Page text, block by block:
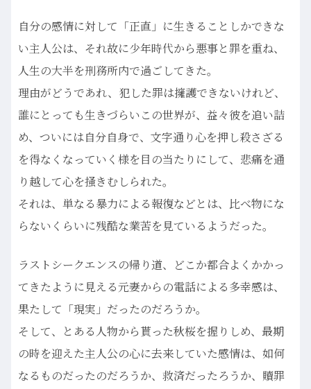
自分の感情に対して「正直」に生きることしかできな
い主人公は、それ故に少年時代から悪事と罪を重ね、
人生の大半を刑務所内で過ごしてきた。
理由がどうであれ、犯した罪は擁護できないけれど、
誰にとっても生きづらいこの世界が、益々彼を追い詰
め、ついには自分自身で、文字通り心を押し殺さざる
を得なくなっていく様を目の当たりにして、悲痛を通
り越して心を掻きむしられた。
それは、単なる暴力による報復などとは、比べ物にな
らないくらいに残酷な業苦を見ているようだった。
ラストシークエンスの帰り道、どこか都合よくかかっ
てきたように見える元妻からの電話による多幸感は、
果たして「現実」だったのだろうか。
そして、とある人物から貰った秋桜を握りしめ、最期
の時を迎えた主人公の心に去来していた感情は、如何
なるものだったのだろうか、救済だったろうか、贖罪